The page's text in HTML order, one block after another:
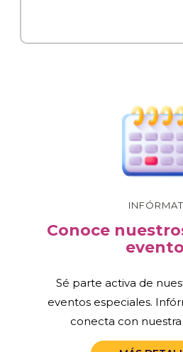
Conoce
Sé parte activa de
eventos especiales.
conecta con